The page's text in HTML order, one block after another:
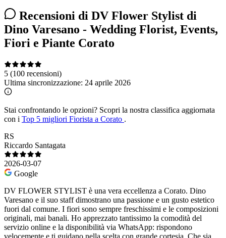
Recensioni di DV Flower Stylist di
Dino Varesano - Wedding Florist, Events,
Fiori e Piante Corato
5 (100 recensioni)
Ultima sincronizzazione: 24 aprile 2026
Stai confrontando le opzioni? Scopri la nostra classifica aggiornata
con i Top 5 migliori Fiorista a Corato .
RS
Riccardo Santagata
2026-03-07
Google
DV FLOWER STYLIST è una vera eccellenza a Corato. Dino
Varesano e il suo staff dimostrano una passione e un gusto estetico
fuori dal comune. I fiori sono sempre freschissimi e le composizioni
originali, mai banali. Ho apprezzato tantissimo la comodità del
servizio online e la disponibilità via WhatsApp: rispondono
velocemente e ti guidano nella scelta con grande cortesia. Che sia